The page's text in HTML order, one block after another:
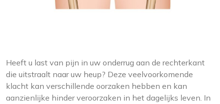
Heeft u last van pijn in uw onderrug aan de rechterkant
die uitstraalt naar uw heup? Deze veelvoorkomende
klacht kan verschillende oorzaken hebben en kan
aanzienlijke hinder veroorzaken in het dagelijks leven. In